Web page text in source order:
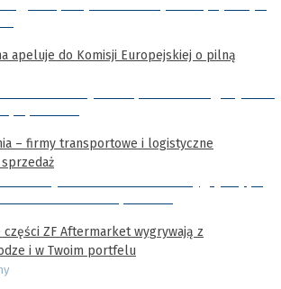
apeluje do Komisji Europejskiej o pilną
– firmy transportowe i logistyczne
ZF Aftermarket wygrywają z
i w Twoim portfelu